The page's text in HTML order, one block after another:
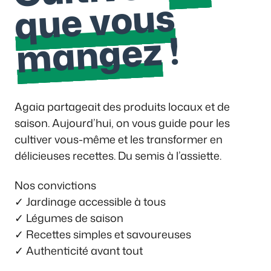
que vous
angez!
Agaia partageait des produits locaux et de
saison. Aujourd’hui, on vous guide pour les
cultiver vous-même et les transformer en
délicieuses recettes. Du semis à l’assiette.
Nos convictions
✓ Jardinage accessible à tous
✓ Légumes de saison
✓ Recettes simples et savoureuses
✓ Authenticité avant tout